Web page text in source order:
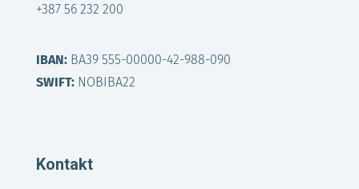
+387 56 232 200
IBAN:BA39 555-00000-42-988-090
SWIFT:NOBIBA22
Kontakt